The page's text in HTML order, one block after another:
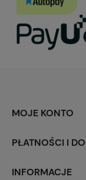
MOJE KONTO
PŁATNOŚCI I
INFORMACJE